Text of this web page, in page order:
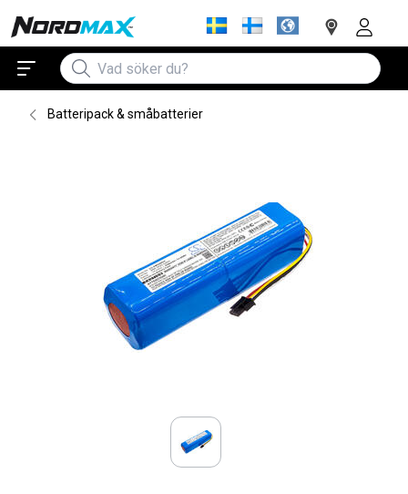
Batteripack & småbatterier